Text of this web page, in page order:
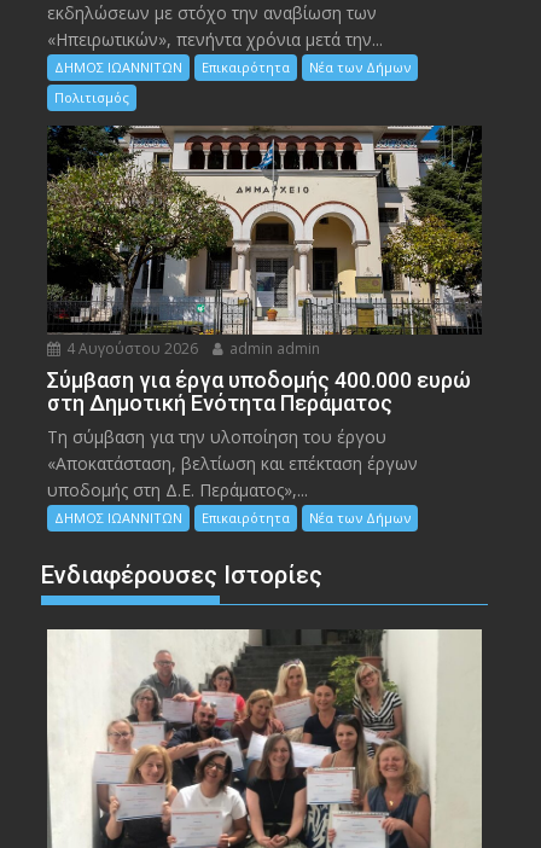
εκδηλώσεων με στόχο την αναβίωση των
«Ηπειρωτικών», πενήντα χρόνια μετά την...
ΔΗΜΟΣ ΙΩΑΝΝΙΤΩΝ Επικαιρότητα
Νέα των Δήμων
Πολιτισμός
4 Αυγούστου 2026 admin admin
Σύμβαση για έργα υποδομής 400.000 ευρώ
στη Δημοτική Ενότητα Περάματος
Τη σύμβαση για την υλοποίηση του έργου
«Αποκατάσταση, βελτίωση και επέκταση έργων
υποδομής στη Δ.Ε. Περάματος»,...
ΔΗΜΟΣ ΙΩΑΝΝΙΤΩΝ Επικαιρότητα Νέα των Δήμων
Ενδιαφέρουσες Ιστορίες